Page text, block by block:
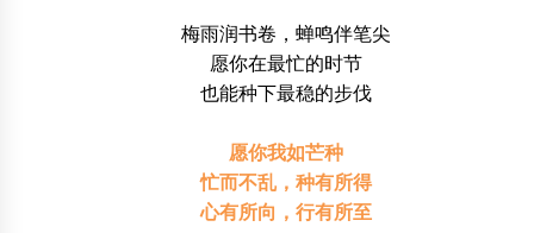
梅雨润书卷，蝉鸣伴笔尖
愿你在最忙的时节
也能种下最稳的步伐
愿你我如芒种
忙而不乱，种有所得
心有所向，行有所至